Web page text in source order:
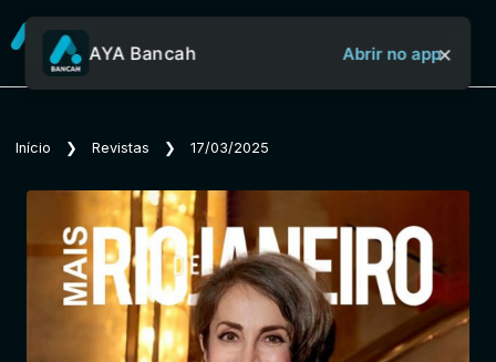
Sobre o Aya Bancah
Início
Revistas
AYA Bancah Abrir no app×
Início ❯ Revistas ❯ 17/03/2025